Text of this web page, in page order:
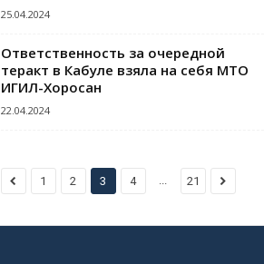
25.04.2024
Ответственность за очередной
теракт в Кабуле взяла на себя МТО
ИГИЛ-Хоросан
22.04.2024
1 2 3 4 ... 21